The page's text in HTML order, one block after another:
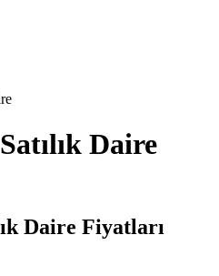
Daire
Daire Fiyatları